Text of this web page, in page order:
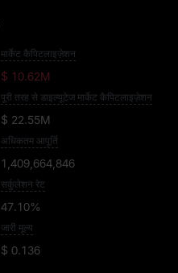
मार्केट कैपिटलाइज़ेशन
$ 10.62M
पूरी तरह से डाइल्यूटेज मार्केट कैपिटलाइज़ेशन
$ 22.55M
अधिकतम आपूर्ति
1,409,664,846
सर्कुलेशन रेट
47.10%
जारी मूल्य
$ 0.136